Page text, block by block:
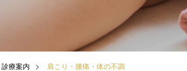
なエステサービスをご提供しております。
診療案内 肩こり・腰痛・体の不調